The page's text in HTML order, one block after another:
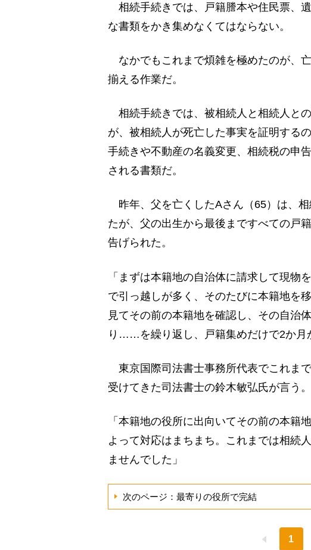
相続手続きでは、戸籍謄本や住民票、
な書類をかき集めなくてはならない。
なかでもこれまで煩雑を極めたのが、
揃える作業だ。
相続手続きでは、被相続人と相続人と
が、被相続人が死亡した事実を証明する
手続きや不動産の名義変更、相続税の申
される書類だ。
昨年、父を亡くしたAさん（65）は、
たが、父の出生から最後まですべての戸
告げられた。
「まずは本籍地の自治体に請求して現物
で引っ越しが多く、そのたびに本籍地を
見てその前の本籍地を確認し、その自治
り……を繰り返し、戸籍集めだけで2か月
東京国際司法書士事務所代表でこれま
受けてきた司法書士の鈴木敏弘氏が言う。
「本籍地の役所に出向いてその前の本籍
よって対応はまちまち。これまでは相続
ませんでした」
次のページ：最寄りの役所で完結
1